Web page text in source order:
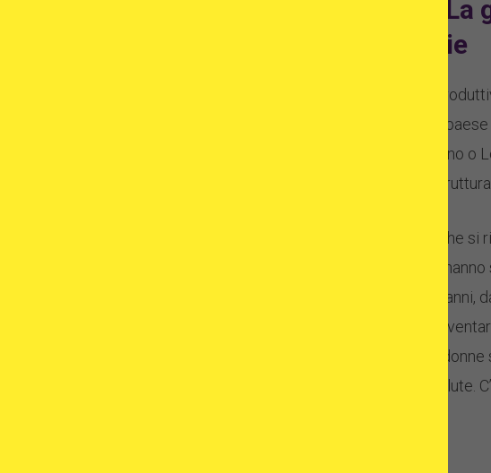
Cosa succede dopo?
al seno e altre malattie
L’unità specializzata del Consiglio
iniziale può essere effettuata nel tuo
la tua prima consulenza a Clane, Dublino
di Riproduzione Assistita presso la
Le pazienti sopravvissute al cancro che si
loro ha avuto un cancro al seno, altre
In media, le donne impiegano circa 8
consulenza professionale su come
due anni dal primo consulto. Tutte le
dopo due anni, rimangono in buona